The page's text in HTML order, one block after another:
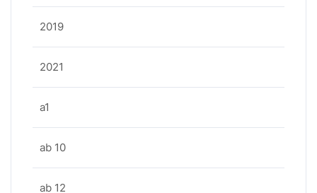
2019
2021
a1
ab 10
ab 12